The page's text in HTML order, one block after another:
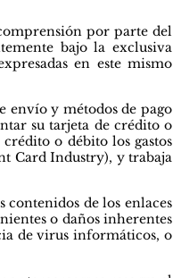
por parte del
bajo la exclusiva
en este mismo
envío y métodos de pago
su tarjeta de crédito o
o débito los gastos
Card Industry), y trabaja
contenidos de los enlaces
o daños inherentes
de virus informáticos, o